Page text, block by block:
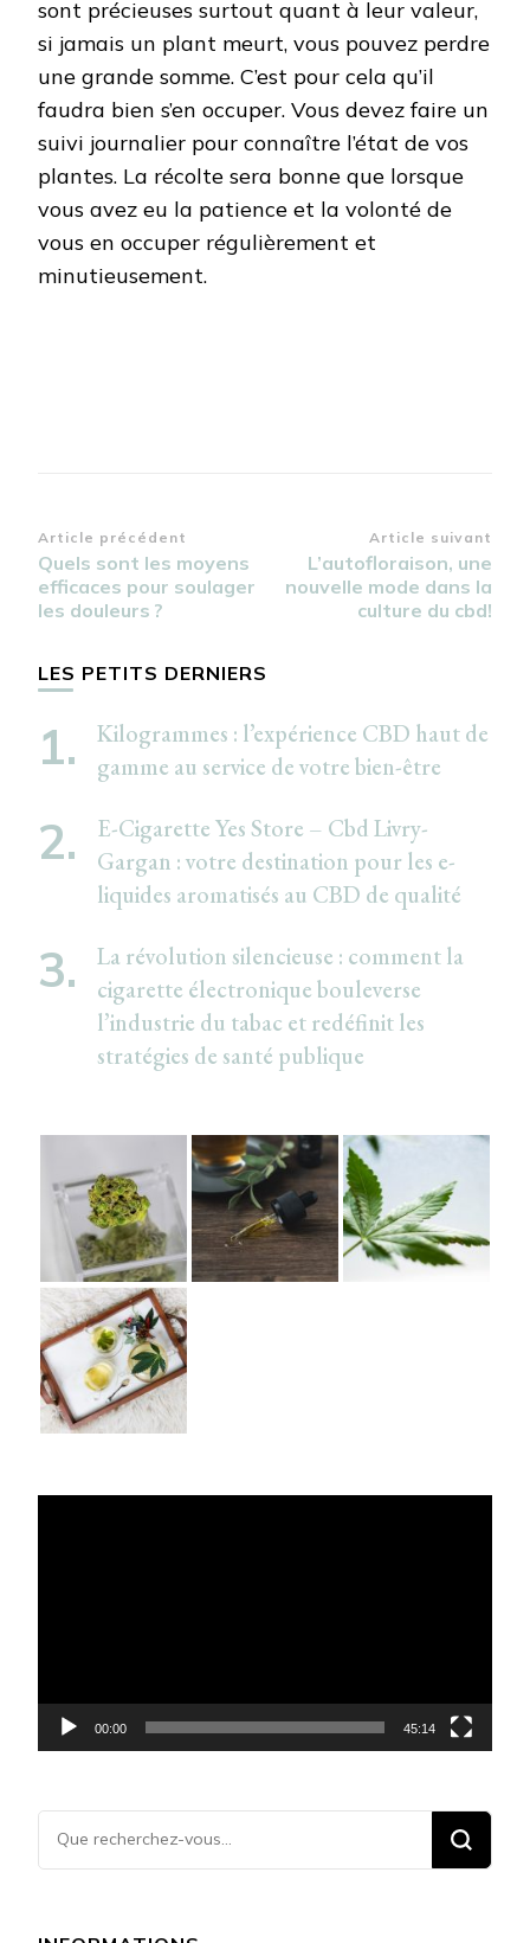
sont précieuses surtout quant à leur valeur,
si jamais un plant meurt, vous pouvez perdre
une grande somme. C’est pour cela qu’il
faudra bien s’en occuper. Vous devez faire un
suivi journalier pour connaître l’état de vos
plantes. La récolte sera bonne que lorsque
vous avez eu la patience et la volonté de
vous en occuper régulièrement et
minutieusement.
Navigation
d’article
Article précédent
Quels sont les moyens
efficaces pour soulager
les douleurs ?
Article suivant
L’autofloraison, une
nouvelle mode dans la
culture du cbd!
LES PETITS DERNIERS
Kilogrammes : l’expérience CBD haut de
gamme au service de votre bien-être
E-Cigarette Yes Store – Cbd Livry-
Gargan : votre destination pour les e-
liquides aromatisés au CBD de qualité
La révolution silencieuse : comment la
cigarette électronique bouleverse
l’industrie du tabac et redéfinit les
stratégies de santé publique
00:00 45:14
Vous
recherchiez